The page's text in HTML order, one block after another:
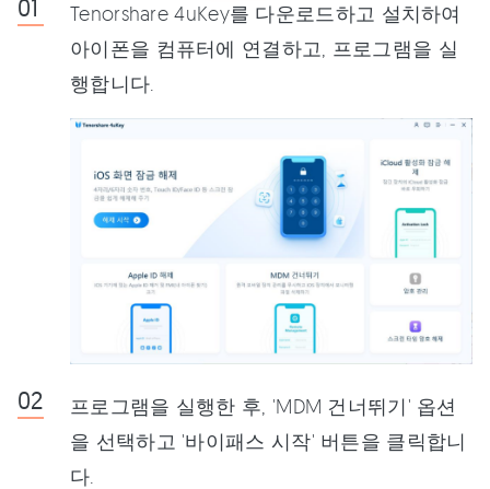
Tenorshare 4uKey를 다운로드하고 설치하여
아이폰을 컴퓨터에 연결하고, 프로그램을 실
행합니다.
프로그램을 실행한 후, 'MDM 건너뛰기' 옵션
을 선택하고 '바이패스 시작' 버튼을 클릭합니
다.